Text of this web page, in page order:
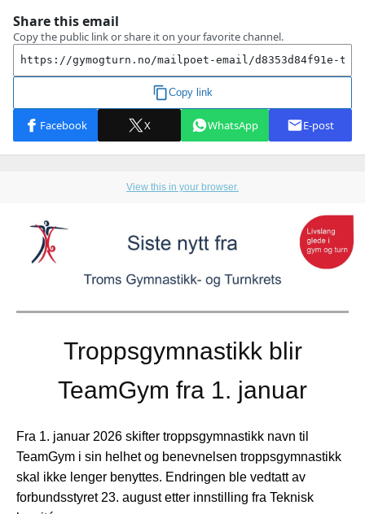
View this in your browser.
Troppsgymnastikk blir
TeamGym fra 1. januar
Fra 1. januar 2026 skifter troppsgymnastikk navn til
TeamGym i sin helhet og benevnelsen troppsgymnastikk
skal ikke lenger benyttes. Endringen ble vedtatt av
forbundsstyret 23. august etter innstilling fra Teknisk